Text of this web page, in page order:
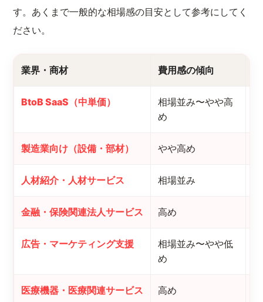
す。あくまで一般的な相場感の目安として参考にしてく
ださい。
業界・商材 費用感の傾向
BtoB SaaS（中単価）
相場並み〜やや高
め
製造業向け（設備・部材） やや高め
人材紹介・人材サービス 相場並み
金融・保険関連法人サービス 高め
広告・マーケティング支援
相場並み〜やや低
め
医療機器・医療関連サービス 高め